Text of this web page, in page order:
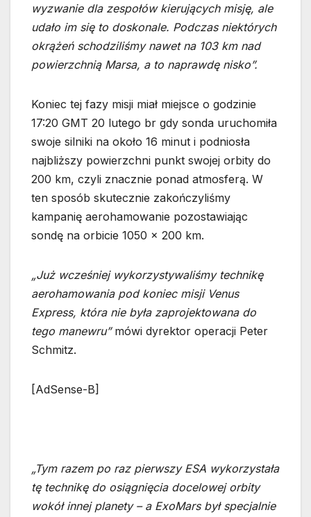
wyzwanie dla zespołów kierujących misję, ale
udało im się to doskonale. Podczas niektórych
okrążeń schodziliśmy nawet na 103 km nad
powierzchnią Marsa, a to naprawdę nisko”.
Koniec tej fazy misji miał miejsce o godzinie
17:20 GMT 20 lutego br gdy sonda uruchomiła
swoje silniki na około 16 minut i podniosła
najbliższy powierzchni punkt swojej orbity do
200 km, czyli znacznie ponad atmosferą. W
ten sposób skutecznie zakończyliśmy
kampanię aerohamowanie pozostawiając
sondę na orbicie 1050 x 200 km.
„Już wcześniej wykorzystywaliśmy technikę
aerohamowania pod koniec misji Venus
Express, która nie była zaprojektowana do
tego manewru”mówi dyrektor operacji Peter
Schmitz.
[AdSense-B]
„Tym razem po raz pierwszy ESA wykorzystała
tę technikę do osiągnięcia docelowej orbity
wokół innej planety – a ExoMars był specjalnie